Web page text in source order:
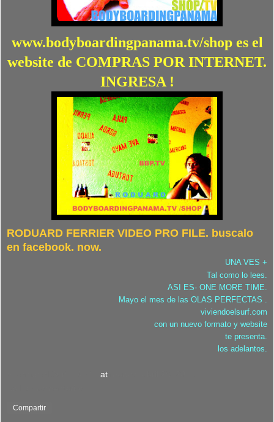
www.bodyboardingpanama.tv/shop es el
website de COMPRAS POR INTERNET.
INGRESA !
RODUARD FERRIER VIDEO PRO FILE. buscalo
en facebook. now.
UNA VES +
Tal como lo lees.
ASI ES- ONE MORE TIME.
Mayo el mes de las OLAS PERFECTAS .
viviendoelsurf.com
con un nuevo formato y website
te presenta.
los adelantos.
at
Compartir